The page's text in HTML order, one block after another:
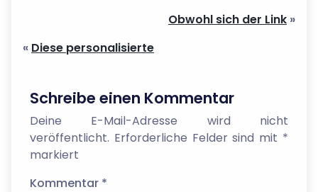
Obwohl sich der Link »
« Diese personalisierte
Schreibe einen Kommentar
Deine E-Mail-Adresse wird nicht
veröffentlicht. Erforderliche Felder sind mit *
markiert
Kommentar *